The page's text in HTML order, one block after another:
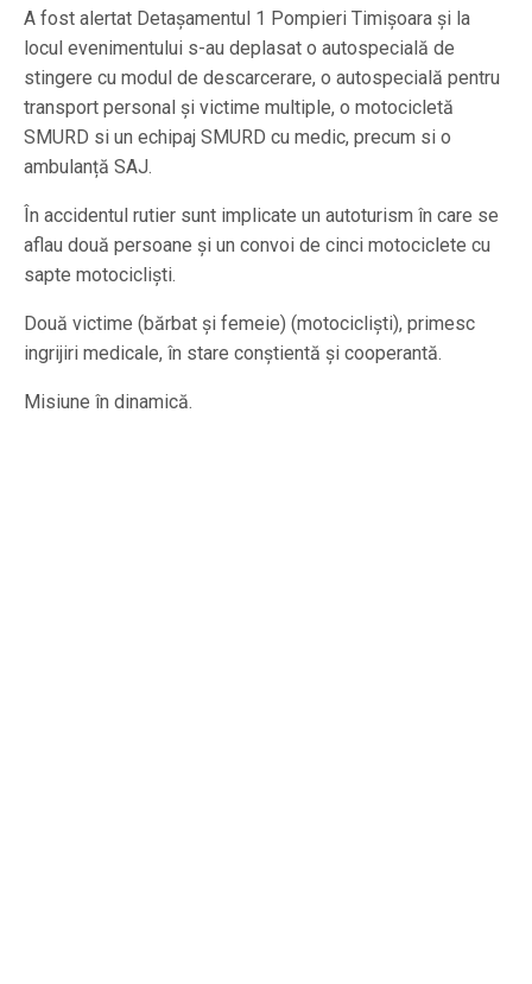
A fost alertat Detașamentul 1 Pompieri Timișoara și la
locul evenimentului s-au deplasat o autospecială de
stingere cu modul de descarcerare, o autospecială pentru
transport personal și victime multiple, o motocicletă
SMURD si un echipaj SMURD cu medic, precum si o
ambulanță SAJ.
În accidentul rutier sunt implicate un autoturism în care se
aflau două persoane și un convoi de cinci motociclete cu
sapte motocicliști.
Două victime (bărbat și femeie) (motocicliști), primesc
ingrijiri medicale, în stare conștientă și cooperantă.
Misiune în dinamică.